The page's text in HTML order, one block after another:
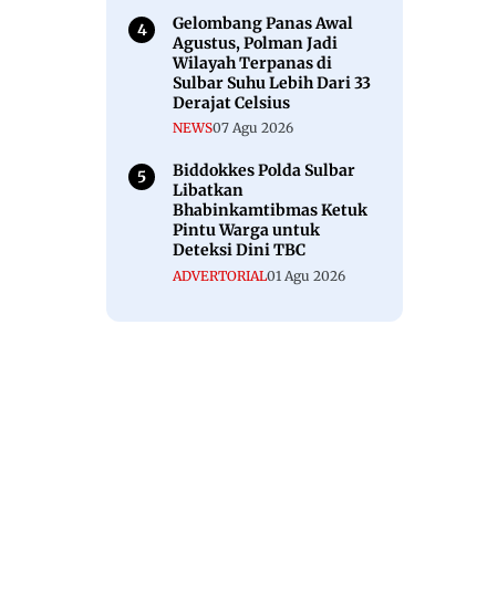
Gelombang Panas Awal
Agustus, Polman Jadi
Wilayah Terpanas di
Sulbar Suhu Lebih Dari 33
Derajat Celsius
NEWS07 Agu 2026
Biddokkes Polda Sulbar
Libatkan
Bhabinkamtibmas Ketuk
Pintu Warga untuk
Deteksi Dini TBC
ADVERTORIAL01 Agu 2026